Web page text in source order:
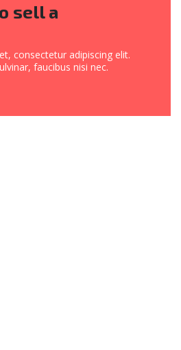
sell a
consectetur adipiscing elit.
faucibus nisi nec.